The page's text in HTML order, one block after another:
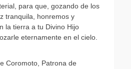
para que, gozando de los
tranquila, honremos y
la tierra a tu Divino Hijo
eternamente en el cielo.
Coromoto, Patrona de